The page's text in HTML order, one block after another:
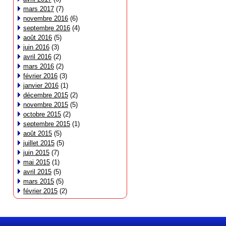
mars 2017 (7)
novembre 2016 (6)
septembre 2016 (4)
août 2016 (5)
juin 2016 (3)
avril 2016 (2)
mars 2016 (2)
février 2016 (3)
janvier 2016 (1)
décembre 2015 (2)
novembre 2015 (5)
octobre 2015 (2)
septembre 2015 (1)
août 2015 (5)
juillet 2015 (5)
juin 2015 (7)
mai 2015 (1)
avril 2015 (5)
mars 2015 (5)
février 2015 (2)